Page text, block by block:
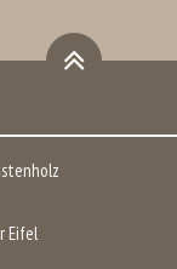
Eifel